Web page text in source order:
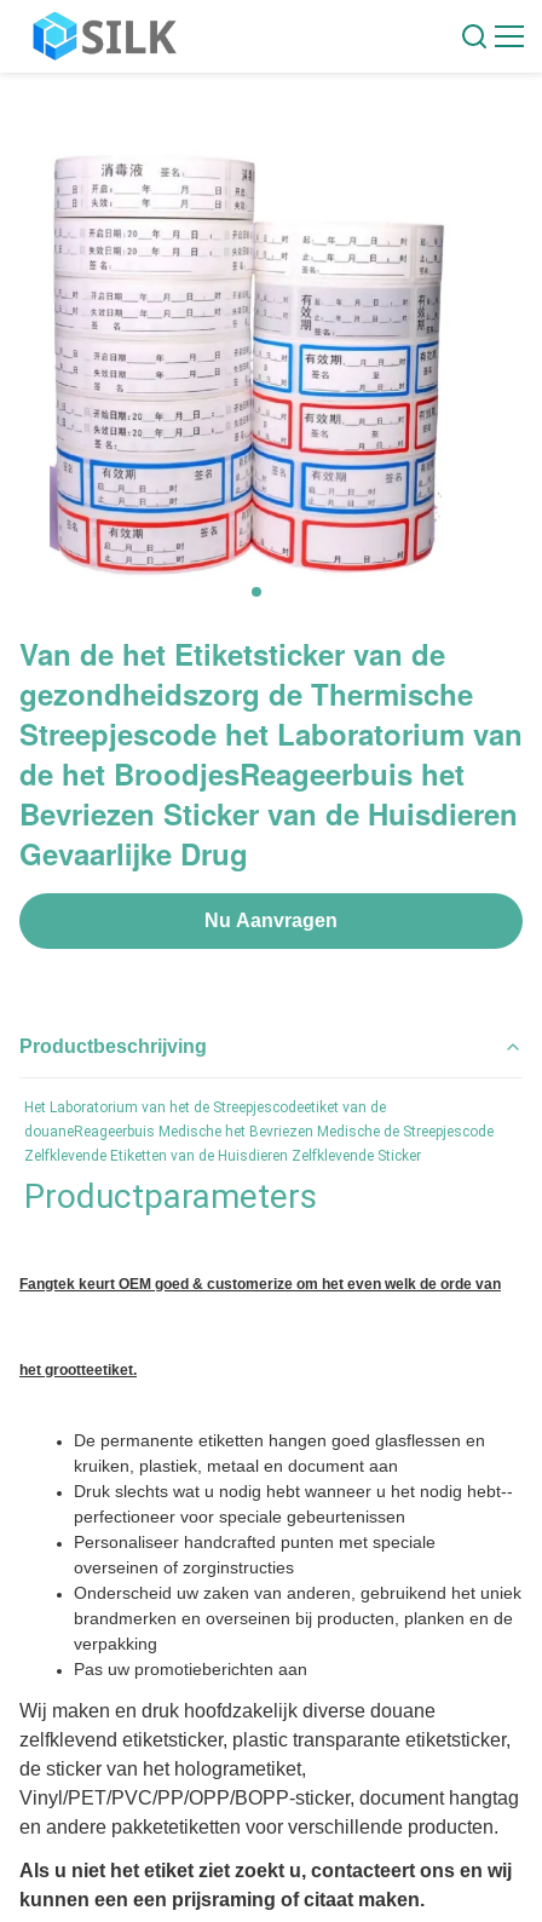
Van de het Etiketsticker van de
gezondheidszorg de Thermische
Streepjescode het Laboratorium van
de het BroodjesReageerbuis het
Bevriezen Sticker van de Huisdieren
Gevaarlijke Drug
Nu Aanvragen
Productbeschrijving
Het Laboratorium van het de Streepjescodeetiket van de
douaneReageerbuis Medische het Bevriezen Medische de Streepjescode
Zelfklevende Etiketten van de Huisdieren Zelfklevende Sticker
Productparameters
Fangtek keurt OEM goed & customerize om het even welk de orde van
het grootteetiket.
De permanente etiketten hangen goed glasflessen en
kruiken, plastiek, metaal en document aan
Druk slechts wat u nodig hebt wanneer u het nodig hebt--
perfectioneer voor speciale gebeurtenissen
Personaliseer handcrafted punten met speciale
overseinen of zorginstructies
Onderscheid uw zaken van anderen, gebruikend het uniek
brandmerken en overseinen bij producten, planken en de
verpakking
Pas uw promotieberichten aan
Wij maken en druk hoofdzakelijk diverse douane
zelfklevend etiketsticker, plastic transparante etiketsticker,
de sticker van het hologrametiket,
Vinyl/PET/PVC/PP/OPP/BOPP-sticker, document hangtag
en andere pakketetiketten voor verschillende producten.
Als u niet het etiket ziet zoekt u, contacteert ons en wij
kunnen een een prijsraming of citaat maken.